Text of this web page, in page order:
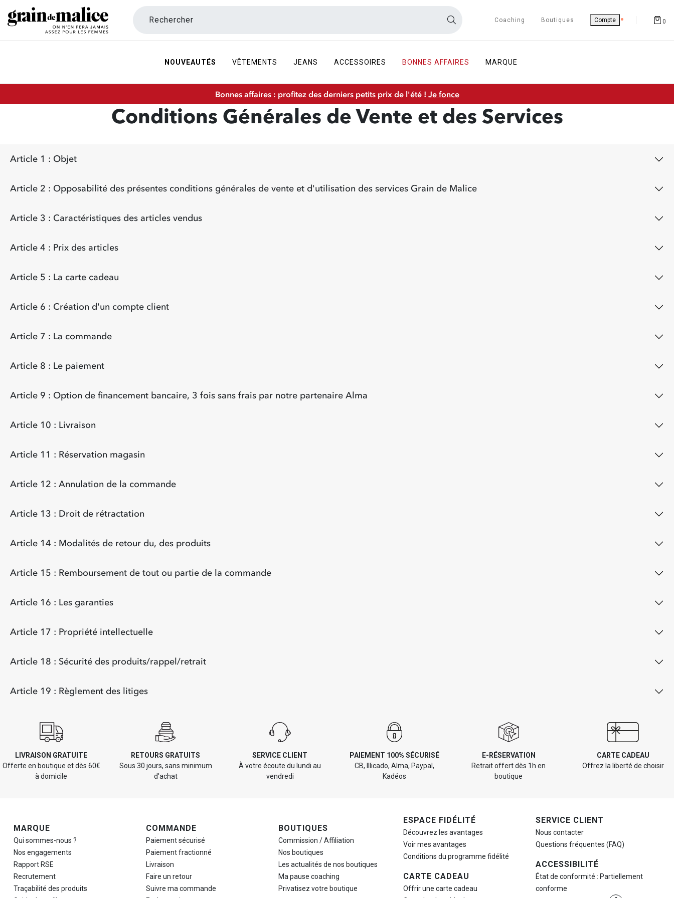
Rechercher Coaching Boutiques Compte 0
NOUVEAUTÉS VÊTEMENTS JEANS ACCESSOIRES BONNES AFFAIRES MARQUE
Bonnes affaires : profitez des derniers petits prix de l'été ! Je fonce
Conditions Générales de Vente et des Services
Article 1 : Objet
Article 2 : Opposabilité des présentes conditions générales de vente et d'utilisation des services Grain de Malice
Article 3 : Caractéristiques des articles vendus
Article 4 : Prix des articles
Article 5 : La carte cadeau
Article 6 : Création d'un compte client
Article 7 : La commande
Article 8 : Le paiement
Article 9 : Option de financement bancaire, 3 fois sans frais par notre partenaire Alma
Article 10 : Livraison
Article 11 : Réservation magasin
Article 12 : Annulation de la commande
Article 13 : Droit de rétractation
Article 14 : Modalités de retour du, des produits
Article 15 : Remboursement de tout ou partie de la commande
Article 16 : Les garanties
Article 17 : Propriété intellectuelle
Article 18 : Sécurité des produits/rappel/retrait
Article 19 : Règlement des litiges
LIVRAISON GRATUITE
Offerte en boutique et dès 60€
à domicile
RETOURS GRATUITS
Sous 30 jours, sans minimum
d'achat
SERVICE CLIENT
À votre écoute du lundi au
vendredi
PAIEMENT 100% SÉCURISÉ
CB, Illicado, Alma, Paypal,
Kadéos
E-RÉSERVATION
Retrait offert dès 1h en
boutique
CARTE CADEAU
Offrez la liberté de choisir
Navigation de pied de page
MARQUE
Qui sommes-nous ?
Nos engagements
Rapport RSE
Recrutement
Traçabilité des produits
COMMANDE
Paiement sécurisé
Paiement fractionné
Livraison
Faire un retour
Suivre ma commande
BOUTIQUES
Commission / Affiliation
Nos boutiques
Les actualités de nos boutiques
Ma pause coaching
Privatisez votre boutique
ESPACE FIDÉLITÉ
Découvrez les avantages
Voir mes avantages
Conditions du programme fidélité
CARTE CADEAU
Offrir une carte cadeau
SERVICE CLIENT
Nous contacter
Questions fréquentes (FAQ)
ACCESSIBILITÉ
État de conformité : Partiellement
conforme